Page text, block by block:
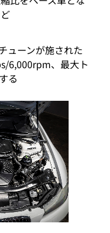
ューンが施された
6,000rpm、最大ト
る